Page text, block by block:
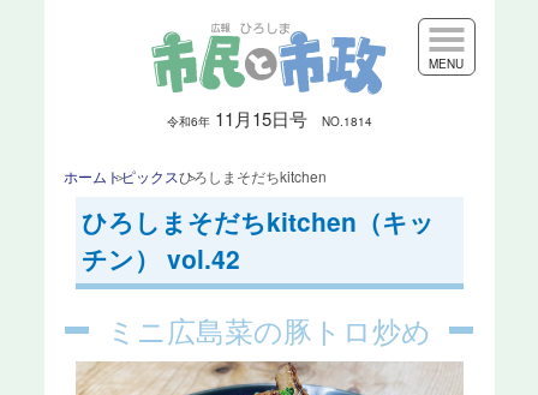
令和6年11月15日号 NO.1814
MENU
ホーム トピックスひろしまそだちkitchen
ひろしまそだちkitchen（キッ
チン） vol.42
ミニ広島菜の豚トロ炒め